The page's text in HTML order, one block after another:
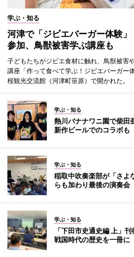
学ぶ・知る
河津で「ジビエバーガー体験
参加、鳥獣被害学ぶ講座も
子どもたちがジビエ食材に触れ、鳥獣被害
講座「作って食べて学ぶ！ジビエバーガー
桜観光交流館（河津町笹原）で開かれた。
学ぶ・知る
熱川バナナワニ園で柴
新作ビールでのコラボも
学ぶ・知る
稲取中吹奏楽部が「さ
らも加わり最後の演奏会
学ぶ・知る
「下田市史通史編 上」
戦国時代の歴史を一冊に